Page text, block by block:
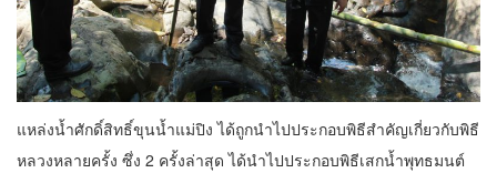
แหล่งน้ำศักดิ์สิทธิ์ขุนน้ำแม่ปิง ได้ถูกนำไปประกอบพิธีสำคัญเกี่ยวกับพิธี
หลวงหลายครั้ง ซึ่ง 2 ครั้งล่าสุด ได้นำไปประกอบพิธีเสกน้ำพุทธมนต์